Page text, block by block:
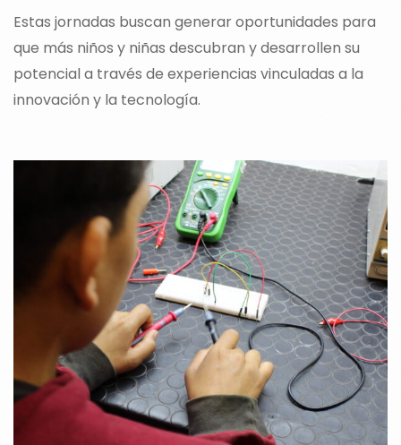
Estas jornadas buscan generar oportunidades para
que más niños y niñas descubran y desarrollen su
potencial a través de experiencias vinculadas a la
innovación y la tecnología.